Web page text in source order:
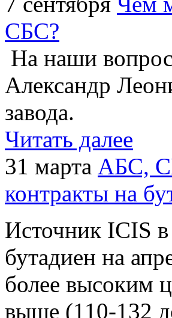
СБС?
На наши
Александр
завода.
Читать далее
31 марта АБС,
контракты на
Источник ICIS
бутадиен на
более высоким
выше (110-132